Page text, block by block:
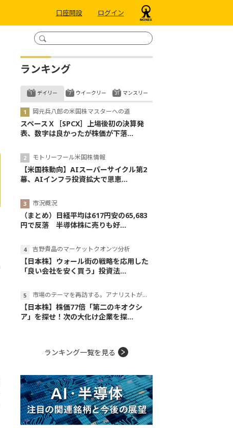
口座開設 ログイン
ランキング
デイリー
岡元兵八郎の米国株マスターへの道
スペースＸ［SPCX］上場後初の決算発
表、数字は良かったが株価が下落...
モトリーフール米国株情報
【米国株動向】AIスーパーサイクル第2
幕、AIインフラ投資拡大で恩恵...
市況概況
（まとめ）日経平均は617円安の65,683
円で反落 半導体株に売りも好...
吉野貴晶のマーケットクオンツ分析
【日本株】ウォール街の戦略を応用した
「良い会社を安く買う」投資法...
市場のテーマを再訪する。アナリストが読み解くテーマの本質
【日本株】株価77倍「第二のキオクシ
ア」を探せ！次の大化け企業を探...
ウイークリー マンスリー
ランキング一覧を見る